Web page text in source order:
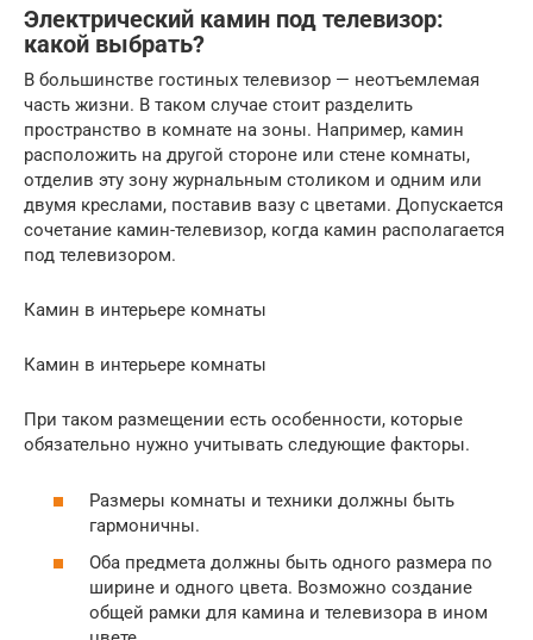
Электрический камин под телевизор:
какой выбрать?
В большинстве гостиных телевизор — неотъемлемая
часть жизни. В таком случае стоит разделить
пространство в комнате на зоны. Например, камин
расположить на другой стороне или стене комнаты,
отделив эту зону журнальным столиком и одним или
двумя креслами, поставив вазу с цветами. Допускается
сочетание камин-телевизор, когда камин располагается
под телевизором.
Камин в интерьере комнаты
Камин в интерьере комнаты
При таком размещении есть особенности, которые
обязательно нужно учитывать следующие факторы.
Размеры комнаты и техники должны быть
гармоничны.
Оба предмета должны быть одного размера по
ширине и одного цвета. Возможно создание
общей рамки для камина и телевизора в ином